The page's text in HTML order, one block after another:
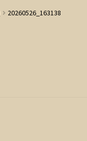
20260526_163138